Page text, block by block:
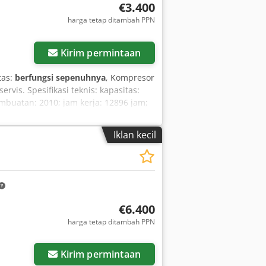
€3.400
harga tetap ditambah PPN
Kirim permintaan
berfungsi sepenuhnya, Kompresor
Spesifikasi teknis: kapasitas:
2010; jam kerja: 12896 jam;
Iklan kecil
€6.400
harga tetap ditambah PPN
Kirim permintaan